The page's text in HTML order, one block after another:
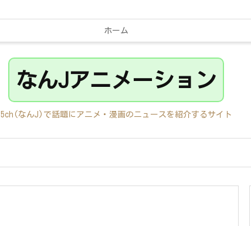
ホーム
なんJアニメーション
5ch(なんJ)で話題にアニメ・漫画のニュースを紹介するサイト